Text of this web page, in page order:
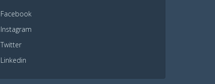
Facebook
Instagram
Twitter
Linkedin